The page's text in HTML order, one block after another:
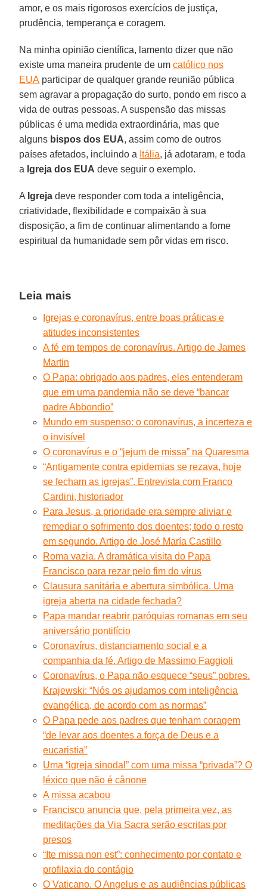
amor, e os mais rigorosos exercícios de justiça,
prudência, temperança e coragem.
Na minha opinião científica, lamento dizer que não
existe uma maneira prudente de umcatólico nos
EUA participar de qualquer grande reunião pública
sem agravar a propagação do surto, pondo em risco a
vida de outras pessoas. A suspensão das missas
públicas é uma medida extraordinária, mas que
alguns bispos dos EUA, assim como de outros
países afetados, incluindo a Itália, já adotaram, e toda
a Igreja dos EUA deve seguir o exemplo.
A Igreja deve responder com toda a inteligência,
criatividade, flexibilidade e compaixão à sua
disposição, a fim de continuar alimentando a fome
espiritual da humanidade sem pôr vidas em risco.
Leia mais
Igrejas e coronavírus, entre boas práticas e
atitudes inconsistentes
A fé em tempos de coronavírus. Artigo de James
Martin
O Papa: obrigado aos padres, eles entenderam
que em uma pandemia não se deve “bancar
padre Abbondio”
Mundo em suspenso: o coronavírus, a incerteza e
o invisível
O coronavírus e o “jejum de missa” na Quaresma
“Antigamente contra epidemias se rezava, hoje
se fecham as igrejas”. Entrevista com Franco
Cardini, historiador
Para Jesus, a prioridade era sempre aliviar e
remediar o sofrimento dos doentes; todo o resto
em segundo. Artigo de José María Castillo
Roma vazia. A dramática visita do Papa
Francisco para rezar pelo fim do vírus
Clausura sanitária e abertura simbólica. Uma
igreja aberta na cidade fechada?
Papa mandar reabrir paróquias romanas em seu
aniversário pontifício
Coronavírus, distanciamento social e a
companhia da fé. Artigo de Massimo Faggioli
Coronavírus, o Papa não esquece “seus” pobres.
Krajewski: “Nós os ajudamos com inteligência
evangélica, de acordo com as normas”
O Papa pede aos padres que tenham coragem
“de levar aos doentes a força de Deus e a
eucaristia”
Uma “igreja sinodal” com uma missa “privada”? O
léxico que não é cânone
A missa acabou
Francisco anuncia que, pela primeira vez, as
meditações da Via Sacra serão escritas por
presos
“Ite missa non est”: conhecimento por contato e
profilaxia do contágio
O Vaticano. O Angelus e as audiências públicas